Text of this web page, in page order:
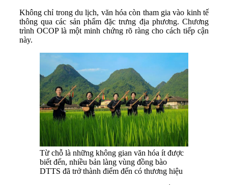
Không chỉ trong du lịch, văn hóa còn tham gia vào kinh tế
thông qua các sản phẩm đặc trưng địa phương. Chương
trình OCOP là một minh chứng rõ ràng cho cách tiếp cận
này.
Từ chỗ là những không gian văn hóa ít được
biết đến, nhiều bản làng vùng đồng bào
DTTS đã trở thành điểm đến có thương hiệu